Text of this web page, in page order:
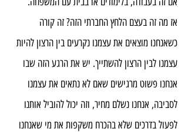
אז מה זה בעצם הלחץ החברתי הזה? זה קורה
כשאנחנו מוצאים את עצמנו נקרעים בין הרצון להיות
עצמנו לבין הרצון להשתייך. יש את הרגע הזה שבו
אנחנו פשוט מרגישים שאם לא נתאים את עצמנו
לסביבה, אנחנו נשלם מחיר, וזה יכול להוביל אותנו
לפעול בדרכים שלא בהכרח משקפות את מי שאנחנו